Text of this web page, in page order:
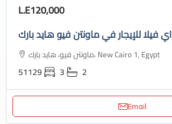
L.E120,000
اي فيلا للإيجار في ماونتن فيو هايد بارك
ماونتن فيو، هايد بارك، New Cairo 1, Egypt
51129 3 2
Email